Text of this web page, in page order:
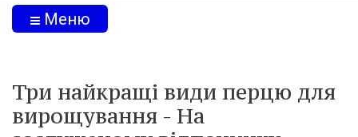
Меню
Три найкращі види перцю для
вирощування - На